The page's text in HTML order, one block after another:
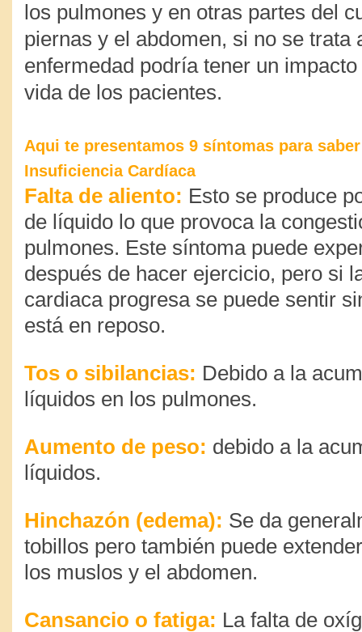
los pulmones y en otras partes del
piernas y el abdomen, si no se trata
enfermedad podría tener un
vida de los pacientes.
Aqui te presentamos 9 síntomas para
Insuficiencia Cardíaca
Falta de aliento: Esto se produce
de líquido lo que provoca la
pulmones. Este síntoma puede
después de hacer ejercicio, pero si
cardiaca progresa se puede sentir
está en reposo.
Tos o sibilancias: Debido a la
líquidos en los pulmones.
Aumento de peso: debido a la
líquidos.
Hinchazón (edema): Se da
tobillos pero también puede
los muslos y el abdomen.
Cansancio o fatiga: La falta de